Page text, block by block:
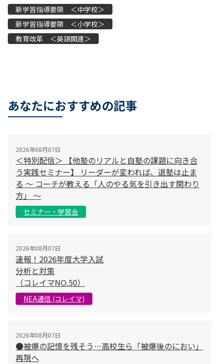
新学習指導要領 ＜中学校＞
新学習指導要領 ＜小学校＞
教育改革 ＜英語関連＞
あなたにおすすめの記事
2026年08月07日
＜特別配信＞ 【他塾のリアルと自塾の課題に向き合
う実践セミナー】 リーダーが変われば、退塾は止ま
る 〜 コーチが教える「人のやる気を引き出す関わり
方」 〜
セミナー・学習会
2026年08月07日
速報！2026年度大学入試
分析と対策
（コレイマNO.50）
NEA通信 (コレイマ)
2026年08月07日
●被爆の記憶を残そう…高校生ら「被爆後のにおい」
再現へ